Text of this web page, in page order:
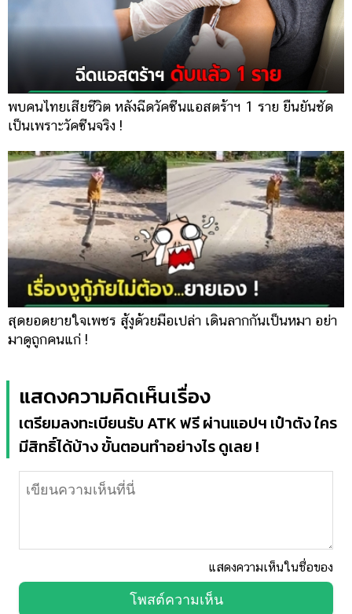
พบคนไทยเสียชีวิต หลังฉีดวัคซีนแอสตร้าฯ 1 ราย ยืนยันชัด
เป็นเพราะวัคซีนจริง !
สุดยอดยายใจเพชร สู้งูด้วยมือเปล่า เดินลากกันเป็นหมา อย่า
มาดูถูกคนแก่ !
แสดงความคิดเห็นเรื่อง
เตรียมลงทะเบียนรับ ATK ฟรี ผ่านแอปฯ เป๋าตัง ใคร
มีสิทธิ์ได้บ้าง ขั้นตอนทำอย่างไร ดูเลย !
แสดงความเห็นในชื่อของ
โพสต์ความเห็น